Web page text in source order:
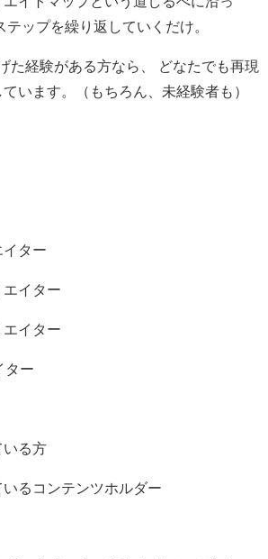
ップを繰り返していくだけ。
た経験がある方なら、 どなたでも再現
います。（もちろん、未経験者も）
イター
エイター
エイター
ター
いる方
いるコンテンツホルダー